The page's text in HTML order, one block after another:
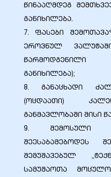
წინააღმდეგ
განიხილება.
7. ფასები
ეროვნულ
წარმოდგენილი
განიხილება);
8. განაცხადი
(ოცდაათი)
განმავლობაში მისი
9. შემოსული
შეესაბამებოდეს
შემუშავებულ
სამუშაოთა